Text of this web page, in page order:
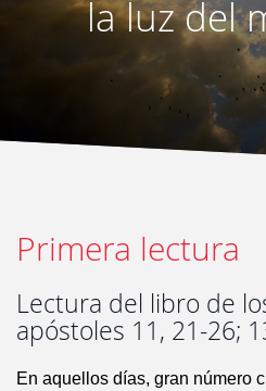
la luz del
Primera lectura
Lectura del libro de
apóstoles 11, 21-26;
En aquellos días, gran número